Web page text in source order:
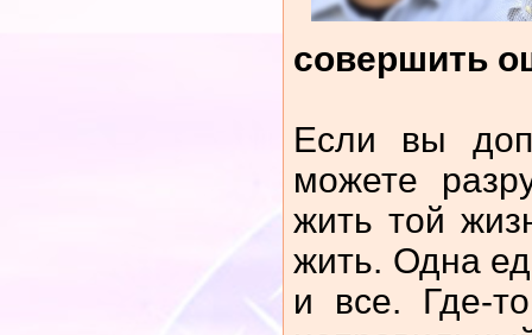
совершить
Если вы
можете
жить той
жить. Одна
и все. Где-